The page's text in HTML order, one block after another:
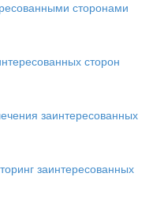
сторонами
сторон
заинтересованных
заинтересованных